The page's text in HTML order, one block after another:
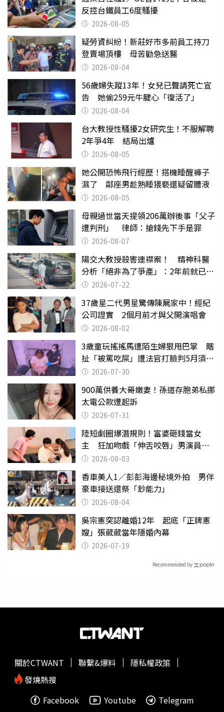
反控台鐵員工6度騷擾
2026-08-05
疑勞資糾紛！新莊好市多前員工持刀
登賣場頂樓 母苦勸急送醫
2026-08-04
56歲婦失蹤13年！女兒已聲請死亡宣
告 她偷259元牛腱心「復活了」
2026-08-04
台大教授性騷擾2女研究生！不服解聘
2年爭4年 結局出爐
2026-08-05
她公開恐怖飛行經歷！搭機睡醒褲子
濕了 鄰座男趁熟睡猥褻還疑留體液
2026-08-05
母親過世當天提領206萬辦後事「父子
遭判刑」 律師：搶錢先下手是罪
2026-08-07
陽交大教授殺害連襟案！ 精神科醫
分析「絕非為了爭產」：2年前就已言
行詭異
2026-07-22
37歲星二代男星驚傳陳屍家中！經紀
公司證實 2個月前才與父開演唱會
2026-08-02
3歲童玩搖搖馬遭陌生婦狠甩巴掌 瞎
扯「被罵吃屎」遭法官打臉判5月須入
監 2026-07-30
900萬供養大哥嫩妻！孫道存胞弟私挪
太電公款遭起訴
2026-07-31
陸短劇圈爆潛規則！富婆砸錢當女
主 狂加吻戲「伸舌咬唇」男演員崩
潰 2026-08-03
香車美人1／彭彭海邊秘境外拍 男伴
豪車接送還祭「鈔能力」
2026-08-04
吳宗憲突認離婚12年 起底「正牌憲
嫂」張葳葳當年隱婚內幕
2026-07-19
Recommended by
關於CTWANT 聯繫&爆料
隱私權政策
發燒熱搜
Facebook
Youtube Telegram